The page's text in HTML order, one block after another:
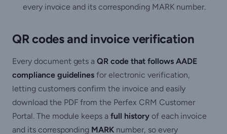
every invoice and its corresponding MARK number.
QR codes and invoice verification
Every document gets aQR code that follows AADE
compliance guidelines for electronic verification,
letting customers confirm the invoice and easily
download the PDF from the Perfex CRM Customer
Portal. The module keeps afull historyof each invoice
and its corresponding MARK number, so every